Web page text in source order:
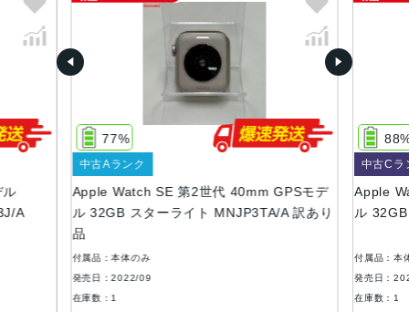
ケースサイズ・重量
44mm、40mm
44mmケース：44mm x 38mm x 10.7mm
32.9 g（GPSモデル）
33.0 g（GPS + Cellularモデル）
40mmケース：40mm x 34mm x 10.7mm
26.4 g（GPSモデル）
27.8 g（GPS + Cellularモデル）
ケースカラー
アルミニウムケース：ミッドナイト、スターライト、シル
ル
A
Apple Watch SE 第2世代 40mm GPSモデ
ル 32GB スターライト MNJP3TA/A 訳あり
品
77%
中古Aランク
付属品：本体のみ
発売日：2022/09
在庫数：1
Apple
ル
中古Cラ
付属品：本
発売日：
在庫数：1